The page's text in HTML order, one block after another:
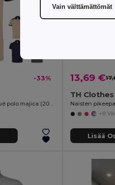
-33%
Dvobarvna raztegljiva piqué polo majica (200 g/m²) s kratkimi rokavi, iz poliestra (96 %) in elastana (4 %)
13,69 €
TH
Naisten
+8
Lisää
Vain välttämättömät